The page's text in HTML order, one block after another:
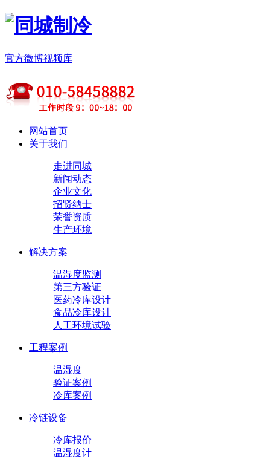
官方微博视频库
网站首页
关于我们
走进同城
新闻动态
企业文化
招贤纳士
荣誉资质
生产环境
解决方案
温湿度监测
第三方验证
医药冷库设计
食品冷库设计
人工环境试验
工程案例
温湿度
验证案例
冷库案例
冷链设备
冷库报价
温湿度计